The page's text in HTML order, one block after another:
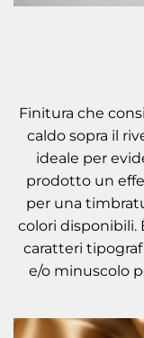
Finitura che
caldo sopra il
ideale per
prodotto un
per una
colori disponibili.
caratteri
e/o minuscolo